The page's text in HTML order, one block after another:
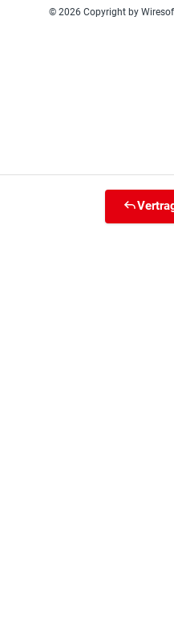
© 2026 Copyright by